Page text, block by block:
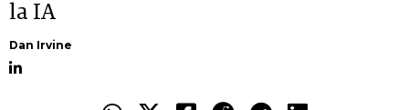
la IA
Dan Irvine